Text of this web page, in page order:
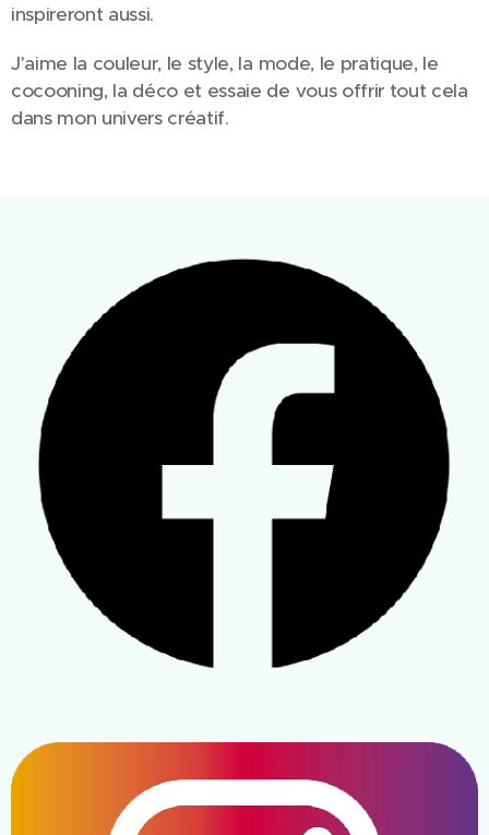
inspireront aussi.
J'aime la couleur, le style, la mode, le pratique, le
cocooning, la déco et essaie de vous offrir tout cela
dans mon univers créatif.